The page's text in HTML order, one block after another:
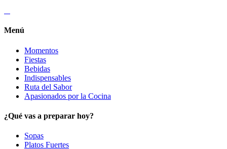
Menú
Momentos
Fiestas
Bebidas
Indispensables
Ruta del Sabor
Apasionados por la Cocina
¿Qué vas a preparar hoy?
Sopas
Platos Fuertes